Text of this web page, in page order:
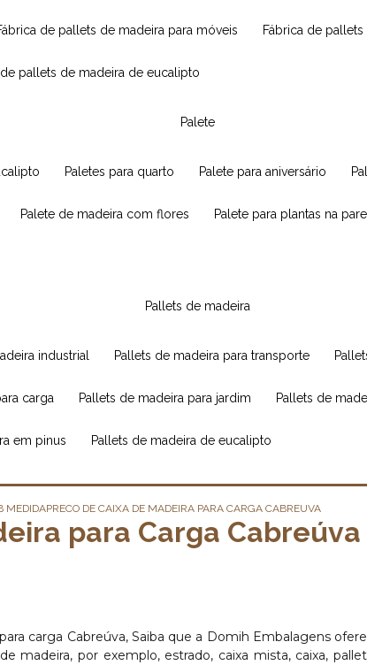
fábrica de pallets de madeira para móveis fábrica de
de pallets de madeira de eucalipto
palete
paletes para quarto palete para aniversário
palete de madeira com flores palete para plantas na
pallets de madeira
industrial pallets de madeira para transporte
carga pallets de madeira para jardim pallets de
em pinus pallets de madeira de eucalipto
MEDIDAPRECO DE CAIXA DE MADEIRA PARA CARGA CABREUVA
para Carga Cabreúva
carga Cabreúva, Saiba que a Domih Embalagens
madeira, por exemplo, estrado, caixa mista, caixa,